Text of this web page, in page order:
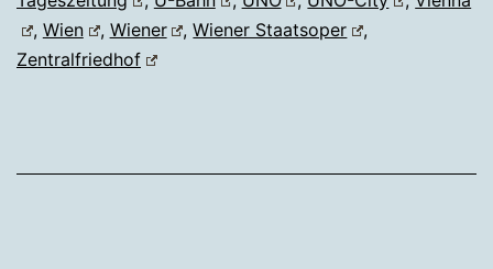
, Wien , Wiener ,Wiener Staatsoper
,
Zentralfriedhof